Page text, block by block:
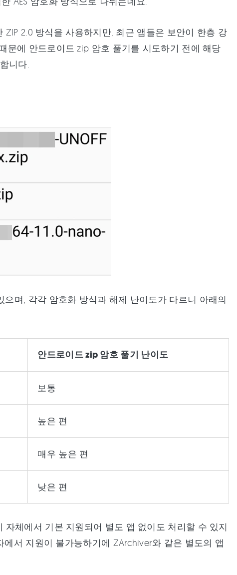
2.0 방식을 사용하지만, 최근 앱들은 보안이 한층 강
문에 안드로이드 zip 암호 풀기를 시도하기 전에 해당
니다.
며, 각각 암호화 방식과 해제 난이도가 다르니 아래의
안드로이드 zip 암호 풀기 난이도
보통
높은 편
매우 높은 편
낮은 편
체에서 기본 지원되어 별도 앱 없이도 처리할 수 있지
서 지원이 불가능하기에 ZArchiver와 같은 별도의 앱